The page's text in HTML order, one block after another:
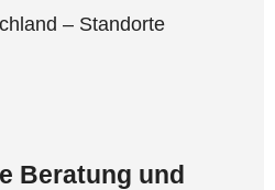
Beratung und